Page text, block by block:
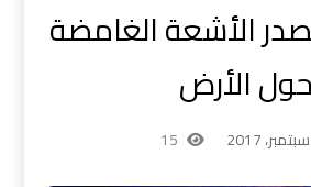
الأشعة الغامضة
حول الأرض
15